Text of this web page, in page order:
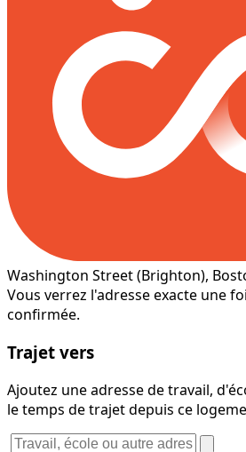
Washington Street(Brighton),
Vous verrez l'adresse exacte une
confirmée.
Trajet vers
Ajoutez une adresse de travail,
le temps de trajet depuis ce